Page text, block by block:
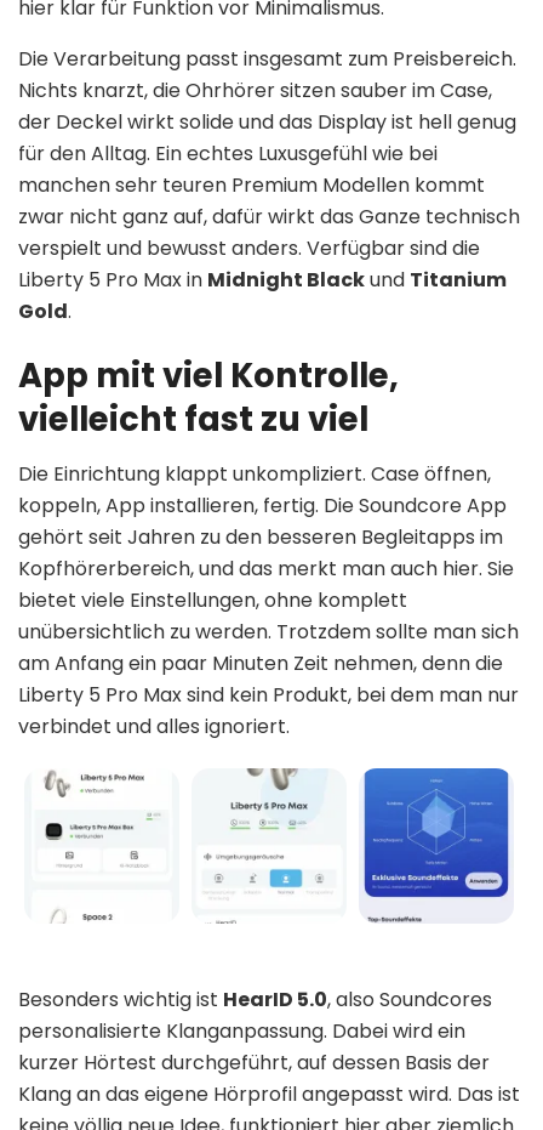
hier klar für Funktion vor Minimalismus.
Die Verarbeitung passt insgesamt zum Preisbereich.
Nichts knarzt, die Ohrhörer sitzen sauber im Case,
der Deckel wirkt solide und das Display ist hell genug
für den Alltag. Ein echtes Luxusgefühl wie bei
manchen sehr teuren Premium Modellen kommt
zwar nicht ganz auf, dafür wirkt das Ganze technisch
verspielt und bewusst anders. Verfügbar sind die
Liberty 5 Pro Max in Midnight Blackund Titanium
Gold.
App mit viel Kontrolle,
vielleicht fast zu viel
Die Einrichtung klappt unkompliziert. Case öffnen,
koppeln, App installieren, fertig. Die Soundcore App
gehört seit Jahren zu den besseren Begleitapps im
Kopfhörerbereich, und das merkt man auch hier. Sie
bietet viele Einstellungen, ohne komplett
unübersichtlich zu werden. Trotzdem sollte man sich
am Anfang ein paar Minuten Zeit nehmen, denn die
Liberty 5 Pro Max sind kein Produkt, bei dem man nur
verbindet und alles ignoriert.
Besonders wichtig ist HearID 5.0, also Soundcores
personalisierte Klanganpassung. Dabei wird ein
kurzer Hörtest durchgeführt, auf dessen Basis der
Klang an das eigene Hörprofil angepasst wird. Das ist